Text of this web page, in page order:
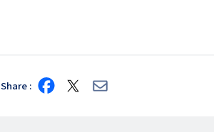
Share Share
on
Share
on
Share
via